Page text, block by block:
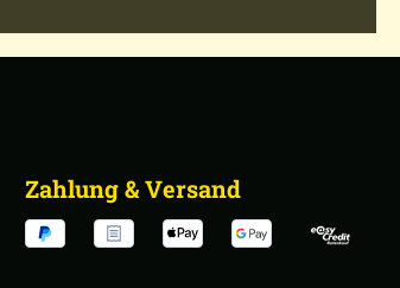
Zahlung & Versand